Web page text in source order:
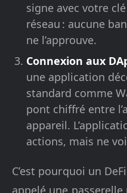
signe avec votre
réseau : aucune
ne l’approuve.
Connexion aux
une application
standard comme
pont chiffré entre
appareil.
actions, mais ne
C’est pourquoi un
appelé une